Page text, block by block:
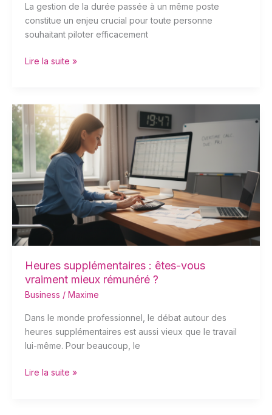
La gestion de la durée passée à un même poste
constitue un enjeu crucial pour toute personne
souhaitant piloter efficacement
Lire la suite »
Heures supplémentaires : êtes-vous
vraiment mieux rémunéré ?
Business / Maxime
Dans le monde professionnel, le débat autour des
heures supplémentaires est aussi vieux que le travail
lui-même. Pour beaucoup, le
Heures
supplémentaires
êtes-
vous
vraiment
mieux
rémunéré
?
Lire la suite »